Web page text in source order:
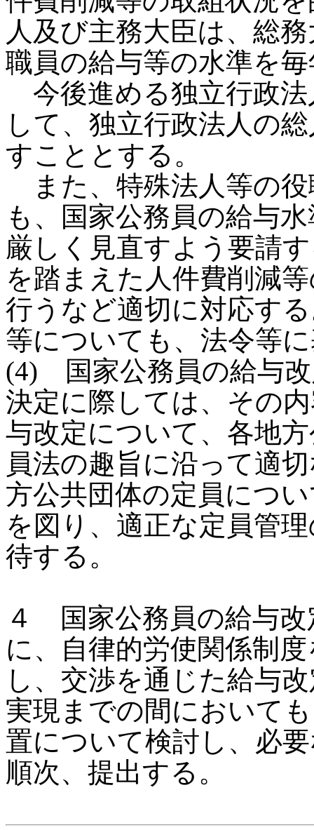
人及び主務大臣は、総
職員の給与等の水準を
今後進める独立行政法
して、独立行政法人の
すこととする。
また、特殊法人等の
も、国家公務員の給与
厳しく見直すよう要請
を踏まえた人件費削減
行うなど適切に対応す
等についても、法令等
(4) 国家公務員の給与
決定に際しては、その
与改定について、各地
員法の趣旨に沿って適
方公共団体の定員につ
を図り、適正な定員管
待する。
４ 国家公務員の給与改
に、自律的労使関係制
し、交渉を通じた給与
実現までの間において
置について検討し、必
順次、提出する。